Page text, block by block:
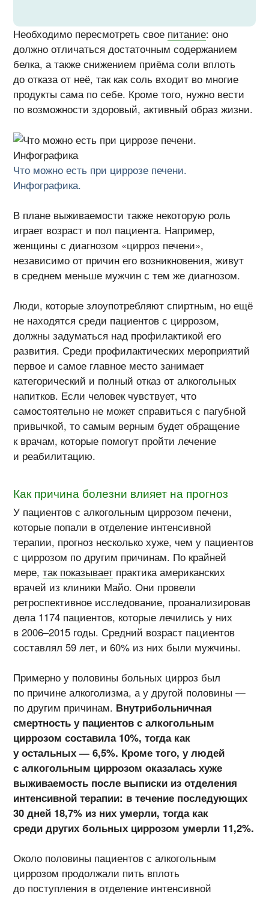
Необходимо пересмотреть свое питание: оно
должно отличаться достаточным содержанием
белка, а также снижением приёма соли вплоть
до отказа от неё, так как соль входит во многие
продукты сама по себе. Кроме того, нужно вести
по возможности здоровый, активный образ жизни.
Что можно есть при циррозе печени.
Инфографика.
В плане выживаемости также некоторую роль
играет возраст и пол пациента. Например,
женщины с диагнозом «цирроз печени»,
независимо от причин его возникновения, живут
в среднем меньше мужчин с тем же диагнозом.
Люди, которые злоупотребляют спиртным, но ещё
не находятся среди пациентов с циррозом,
должны задуматься над профилактикой его
развития. Среди профилактических мероприятий
первое и самое главное место занимает
категорический и полный отказ от алкогольных
напитков. Если человек чувствует, что
самостоятельно не может справиться с пагубной
привычкой, то самым верным будет обращение
к врачам, которые помогут пройти лечение
и реабилитацию.
Как причина болезни влияет на прогноз
У пациентов с алкогольным циррозом печени,
которые попали в отделение интенсивной
терапии, прогноз несколько хуже, чем у пациентов
с циррозом по другим причинам. По крайней
мере,так показывает практика американских
врачей из клиники Майо. Они провели
ретроспективное исследование, проанализировав
дела 1174 пациентов, которые лечились у них
в 2006–2015 годы. Средний возраст пациентов
составлял 59 лет, и 60% из них были мужчины.
Примерно у половины больных цирроз был
по причине алкоголизма, а у другой половины —
по другим причинам. Внутрибольничная
смертность у пациентов с алкогольным
циррозом составила 10%, тогда как
у остальных — 6,5%. Кроме того, у людей
с алкогольным циррозом оказалась хуже
выживаемость после выписки из отделения
интенсивной терапии: в течение последующих
30 дней 18,7% из них умерли, тогда как
среди других больных циррозом умерли 11,2%.
Около половины пациентов с алкогольным
циррозом продолжали пить вплоть
до поступления в отделение интенсивной